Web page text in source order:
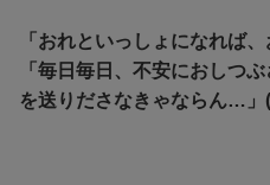
「おれといっしょになれば
「毎日毎日、不安におしつ
を送りださなきゃならん…」